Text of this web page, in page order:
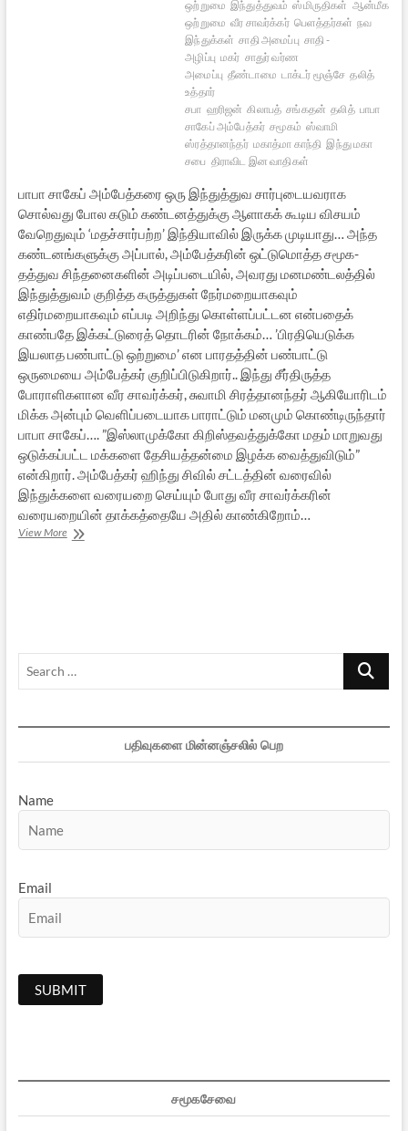
ஒற்றுமை இந்துத்துவம் ஸ்மிருதிகள் ஆன்மீக
ஒற்றுமை வீர சாவர்க்கர் பெளத்தர்கள் நவ
இந்துக்கள் சாதி அமைப்பு சாதி -
அழிப்பு மகர் சாதுர் வர்ண
அமைப்பு தீண்டாமை டாக்டர் மூஞ்சே தலித்
உத்தார்
சபா ஹரிஜன் கிலாபத் சங்கதன் தலித் பாபா
சாகேப் அம்பேத்கர் சமூகம் ஸ்வாமி
ஸ்ரத்தானந்தர் மகாத்மா காந்தி இந்து மகா
சபை திராவிட இன வாதிகள்
பாபா சாகேப் அம்பேத்கரை ஒரு இந்துத்துவ சார்புடையவராக
சொல்வது போல கடும் கண்டனத்துக்கு ஆளாகக் கூடிய விசயம்
வேறெதுவும் ‘மதச்சார்பற்ற’ இந்தியாவில் இருக்க முடியாது… அந்த
கண்டனங்களுக்கு அப்பால், அம்பேத்கரின் ஒட்டுமொத்த சமூக-
தத்துவ சிந்தனைகளின் அடிப்படையில், அவரது மனமண்டலத்தில்
இந்துத்துவம் குறித்த கருத்துகள் நேர்மறையாகவும்
எதிர்மறையாகவும் எப்படி அறிந்து கொள்ளப்பட்டன என்பதைக்
காண்பதே இக்கட்டுரைத் தொடரின் நோக்கம்… ’பிரதியெடுக்க
இயலாத பண்பாட்டு ஒற்றுமை’ என பாரதத்தின் பண்பாட்டு
ஒருமையை அம்பேத்கர் குறிப்பிடுகிறார்.. இந்து சீர்திருத்த
போராளிகளான வீர சாவர்க்கர், சுவாமி சிரத்தானந்தர் ஆகியோரிடம்
மிக்க அன்பும் வெளிப்படையாக பாராட்டும் மனமும் கொண்டிருந்தார்
பாபா சாகேப்…. ”இஸ்லாமுக்கோ கிறிஸ்தவத்துக்கோ மதம் மாறுவது
ஒடுக்கப்பட்ட மக்களை தேசியத்தன்மை இழக்க வைத்துவிடும்”
என்கிறார். அம்பேத்கர் ஹிந்து சிவில் சட்டத்தின் வரைவில்
இந்துக்களை வரையறை செய்யும் போது வீர சாவர்க்கரின்
வரையறையின் தாக்கத்தையே அதில் காண்கிறோம்…
View Moreபோதிசத்வரின்
Search
பதிவுகளை மின்னஞ்சலில் பெற
Name
Email
சமூகசேவை